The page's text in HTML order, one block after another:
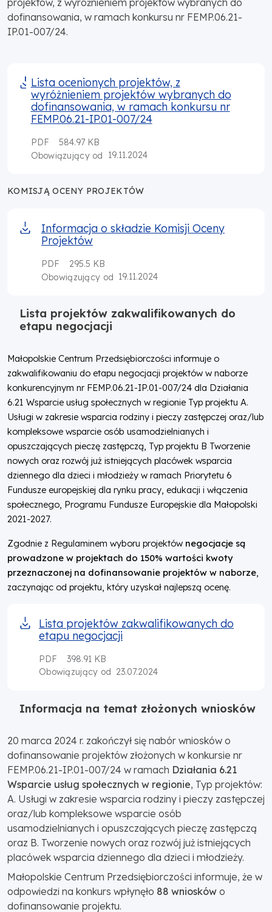
dofinansowania, w ramach konkursu nr FEMP.06.21-
IP.01-007/24.
Lista ocenionych projektów, z
wyróżnieniem projektów wybranych do
dofinansowania, w ramach konkursu nr
FEMP.06.21-IP.01-007/24
PDF
584.97 KB
Obowiązujący od
19.11.2024
KOMISJĄ OCENY PROJEKTÓW
Informacja o składzie Komisji Oceny
Projektów
PDF
295.5 KB
Obowiązujący od 19.11.2024
Lista projektów zakwalifikowanych do
etapu negocjacji
Małopolskie Centrum Przedsiębiorczości informuje o
zakwalifikowaniu do etapu negocjacji projektów w naborze
konkurencyjnym nr FEMP.06.21-IP.01-007/24 dla Działania
6.21 Wsparcie usług społecznych w regionie Typ projektu A.
Usługi w zakresie wsparcia rodziny i pieczy zastępczej oraz/lub
kompleksowe wsparcie osób usamodzielnianych i
opuszczających pieczę zastępczą, Typ projektu B Tworzenie
nowych oraz rozwój już istniejących placówek wsparcia
dziennego dla dzieci i młodzieży w ramach Priorytetu 6
Fundusze europejskiej dla rynku pracy, edukacji i włączenia
społecznego, Programu Fundusze Europejskie dla Małopolski
2021-2027.
Zgodnie z Regulaminem wyboru projektów negocjacje są
prowadzone w projektach do 150% wartości kwoty
przeznaczonej na dofinansowanie projektów w naborze,
zaczynając od projektu, który uzyskał najlepszą ocenę.
Lista projektów zakwalifikowanych do
etapu negocjacji
PDF
398.91 KB
Obowiązujący od 23.07.2024
Informacja na temat złożonych wniosków
20 marca 2024 r. zakończył się nabór wniosków o
dofinansowanie projektów złożonych w konkursie nr
FEMP.06.21-IP.01-007/24 w ramach Działania 6.21
Wsparcie usług społecznych w regionie, Typ projektów:
A. Usługi w zakresie wsparcia rodziny i pieczy zastępczej
oraz/lub kompleksowe wsparcie osób
usamodzielnianych i opuszczających pieczę zastępczą
oraz B. Tworzenie nowych oraz rozwój już istniejących
placówek wsparcia dziennego dla dzieci i młodzieży.
Małopolskie Centrum Przedsiębiorczości informuje, że w
odpowiedzi na konkurs wpłynęło 88 wniosków o
dofinansowanie projektu.